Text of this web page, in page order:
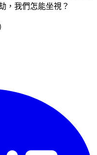
，我們怎能坐視？